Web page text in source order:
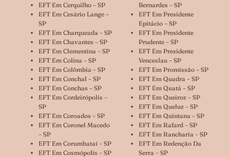
EFT Em Cerquilho – SP
EFT Em Cesário Lange –
SP
EFT Em Charqueada – SP
EFT Em Chavantes – SP
EFT Em Clementina – SP
EFT Em Colina – SP
EFT Em Colômbia – SP
EFT Em Conchal – SP
EFT Em Conchas – SP
EFT Em Cordeirópolis –
SP
EFT Em Coroados – SP
EFT Em Coronel Macedo
– SP
EFT Em Corumbataí – SP
EFT Em Cosmópolis – SP
Bernardes – SP
EFT Em Presidente
Epitácio – SP
EFT Em Presidente
Prudente – SP
EFT Em Presidente
Venceslau – SP
EFT Em Promissão – SP
EFT Em Quadra – SP
EFT Em Quatá – SP
EFT Em Queiroz – SP
EFT Em Queluz – SP
EFT Em Quintana – SP
EFT Em Rafard – SP
EFT Em Rancharia – SP
EFT Em Redenção Da
Serra – SP